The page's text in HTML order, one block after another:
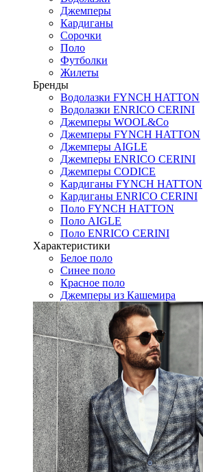
Джемперы
Кардиганы
Сорочки
Поло
Футболки
Жилеты
Бренды
Водолазки FYNCH HATTON
Водолазки ENRICO CERINI
Джемперы WOOL&Co
Джемперы FYNCH HATTON
Джемперы AIGLE
Джемперы ENRICO CERINI
Джемперы CODICE
Кардиганы FYNCH HATTON
Кардиганы ENRICO CERINI
Поло FYNCH HATTON
Поло AIGLE
Поло ENRICO CERINI
Характеристики
Белое поло
Синее поло
Красное поло
Джемперы из Кашемира